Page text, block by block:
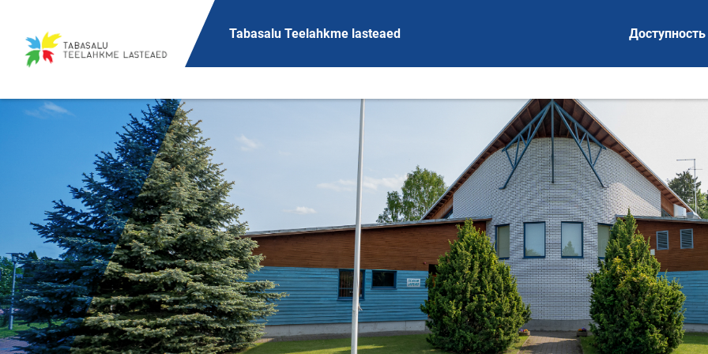
Tabasalu Teelahkme lasteaed Доступность
Главная страница